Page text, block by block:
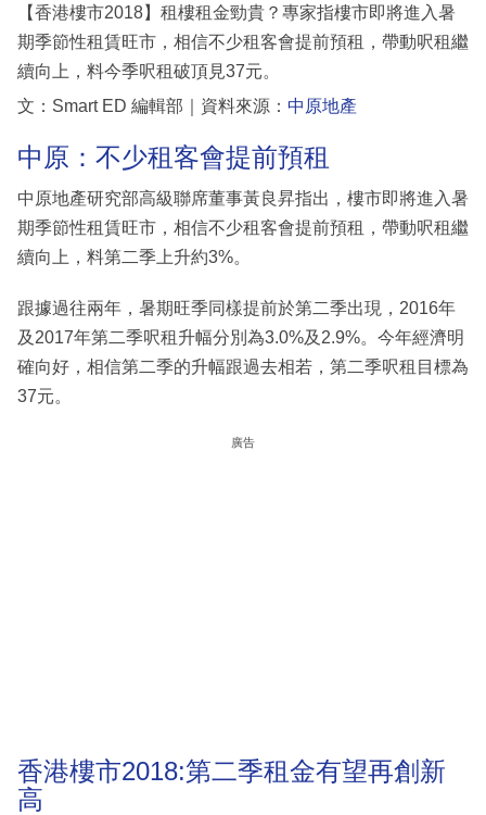
區
【香港樓市2018】租樓租金勁貴？專家指樓市即將進入暑
期季節性租賃旺市，相信不少租客會提前預租，帶動呎租繼
續向上，料今季呎租破頂見37元。
文：Smart ED 編輯部｜資料來源： 中原地產
中原：不少租客會提前預租
中原地產研究部高級聯席董事黃良昇指出，樓市即將進入暑
期季節性租賃旺市，相信不少租客會提前預租，帶動呎租繼
續向上，料第二季上升約3%。
跟據過往兩年，暑期旺季同樣提前於第二季出現，2016年
及2017年第二季呎租升幅分別為3.0%及2.9%。今年經濟明
確向好，相信第二季的升幅跟過去相若，第二季呎租目標為
37元。
廣告
香港樓市2018:第二季租金有望再創新
高